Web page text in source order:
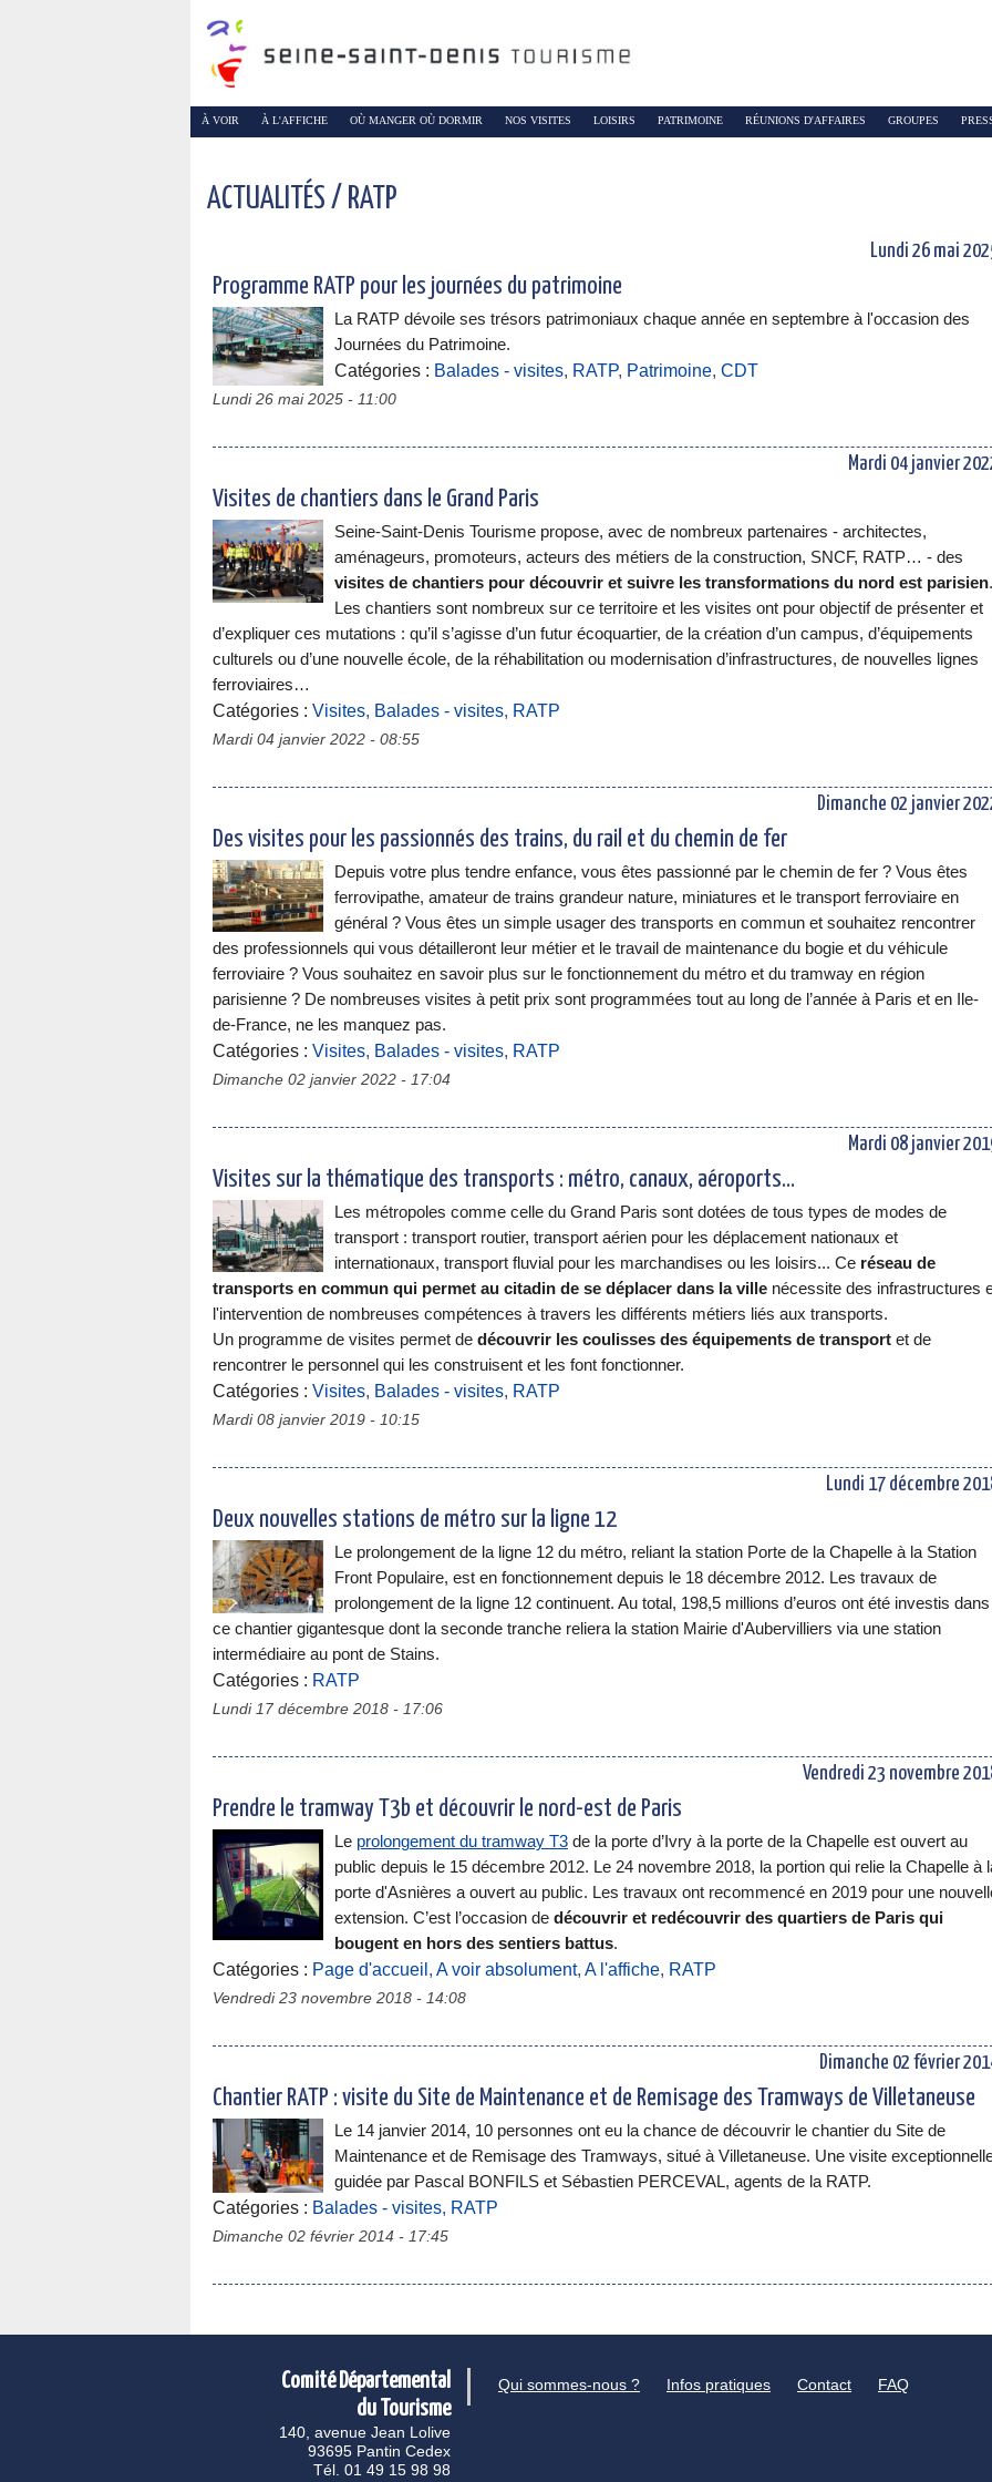
À VOIR À L'AFFICHE OÙ MANGER OÙ DORMIR NOS VISITES LOISIRS PATRIMOINE RÉUNIONS D'AFFAIRES GROUPES
ACTUALITÉS / RATP
Lundi 26 mai
Programme RATP pour les journées du patrimoine
La RATP dévoile ses trésors patrimoniaux chaque année en septembre à l'occasion des
Journées du Patrimoine.
Catégories : Balades - visites, RATP, Patrimoine, CDT
Lundi 26 mai 2025 - 11:00
Mardi 04 janvier
Visites de chantiers dans le Grand Paris
Seine-Saint-Denis Tourisme propose, avec de nombreux partenaires - architectes,
aménageurs, promoteurs, acteurs des métiers de la construction, SNCF, RATP… - des
visites de chantiers pour découvrir et suivre les transformations du nord est parisien.
Les chantiers sont nombreux sur ce territoire et les visites ont pour objectif de présenter et
d’expliquer ces mutations : qu’il s’agisse d’un futur écoquartier, de la création d’un campus, d’équipements
culturels ou d’une nouvelle école, de la réhabilitation ou modernisation d’infrastructures, de nouvelles lignes
ferroviaires…
Catégories : Visites, Balades - visites, RATP
Mardi 04 janvier 2022 - 08:55
Dimanche 02 janvier
Des visites pour les passionnés des trains, du rail et du chemin de fer
Depuis votre plus tendre enfance, vous êtes passionné par le chemin de fer ? Vous êtes
ferrovipathe, amateur de trains grandeur nature, miniatures et le transport ferroviaire en
général ? Vous êtes un simple usager des transports en commun et souhaitez rencontrer
des professionnels qui vous détailleront leur métier et le travail de maintenance du bogie et du véhicule
ferroviaire ? Vous souhaitez en savoir plus sur le fonctionnement du métro et du tramway en région
parisienne ? De nombreuses visites à petit prix sont programmées tout au long de l’année à Paris et en Ile-
de-France, ne les manquez pas.
Catégories : Visites, Balades - visites, RATP
Dimanche 02 janvier 2022 - 17:04
Mardi 08 janvier
Visites sur la thématique des transports : métro, canaux, aéroports...
Les métropoles comme celle du Grand Paris sont dotées de tous types de modes de
transport : transport routier, transport aérien pour les déplacement nationaux et
internationaux, transport fluvial pour les marchandises ou les loisirs... Ce réseau de
transports en commun qui permet au citadin de se déplacer dans la ville nécessite des infrastructures
l'intervention de nombreuses compétences à travers les différents métiers liés aux transports.
Un programme de visites permet de découvrir les coulisses des équipements de transport et de
rencontrer le personnel qui les construisent et les font fonctionner.
Catégories : Visites, Balades - visites, RATP
Mardi 08 janvier 2019 - 10:15
Lundi 17 décembre
Deux nouvelles stations de métro sur la ligne 12
Le prolongement de la ligne 12 du métro, reliant la station Porte de la Chapelle à la Station
Front Populaire, est en fonctionnement depuis le 18 décembre 2012. Les travaux de
prolongement de la ligne 12 continuent. Au total, 198,5 millions d’euros ont été investis dans
ce chantier gigantesque dont la seconde tranche reliera la station Mairie d'Aubervilliers via une station
intermédiaire au pont de Stains.
Catégories : RATP
Lundi 17 décembre 2018 - 17:06
Vendredi 23 novembre
Prendre le tramway T3b et découvrir le nord-est de Paris
Le prolongement du tramway T3 de la porte d’Ivry à la porte de la Chapelle est ouvert au
public depuis le 15 décembre 2012. Le 24 novembre 2018, la portion qui relie la Chapelle à
porte d'Asnières a ouvert au public. Les travaux ont recommencé en 2019 pour une
extension. C’est l’occasion de découvrir et redécouvrir des quartiers de Paris qui
bougent en hors des sentiers battus.
Catégories : Page d'accueil , A voir absolument, A l'affiche, RATP
Vendredi 23 novembre 2018 - 14:08
Dimanche 02 février
Chantier RATP : visite du Site de Maintenance et de Remisage des Tramways de Villetaneuse
Le 14 janvier 2014, 10 personnes ont eu la chance de découvrir le chantier du Site de
Maintenance et de Remisage des Tramways, situé à Villetaneuse. Une visite
guidée par Pascal BONFILS et Sébastien PERCEVAL, agents de la RATP.
Catégories : Balades - visites, RATP
Dimanche 02 février 2014 - 17:45
Comité Départemental
du Tourisme
140, avenue Jean Lolive
93695 Pantin Cedex
Tél. 01 49 15 98 98
Qui sommes-nous ? Infos pratiques Contact FAQ